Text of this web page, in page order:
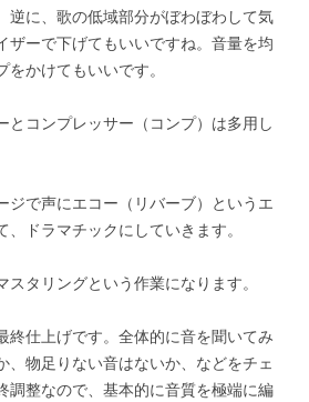
逆に、歌の低域部分がぼわぼわして気
ザーで下げてもいいですね。音量を均
かけてもいいです。
とコンプレッサー（コンプ）は多用し
ジで声にエコー（リバーブ）というエ
、ドラマチックにしていきます。
スタリングという作業になります。
終仕上げです。全体的に音を聞いてみ
、物足りない音はないか、などをチェ
調整なので、基本的に音質を極端に編